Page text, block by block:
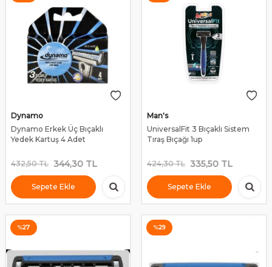
Dynamo
Dynamo Erkek Üç Bıçaklı
Yedek Kartuş 4 Adet
432,50TL 344,30 TL
Sepete Ekle
Man's
UniversalFit 3 Bıçaklı Sistem
Tıraş Bıçağı 1up
424,30TL 335,50 TL
Sepete Ekle
%27 %29